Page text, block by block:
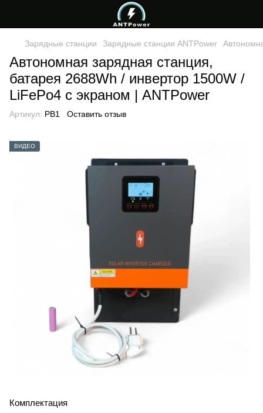
Зарядные станции Зарядные станции ANTPower
Автономная зарядная станция,
батарея 2688Wh / инвертор 1500W /
LiFePo4 с экраном | ANTPower
Артикул: PB1 Оставить отзыв
ВИДЕО
Комплектация